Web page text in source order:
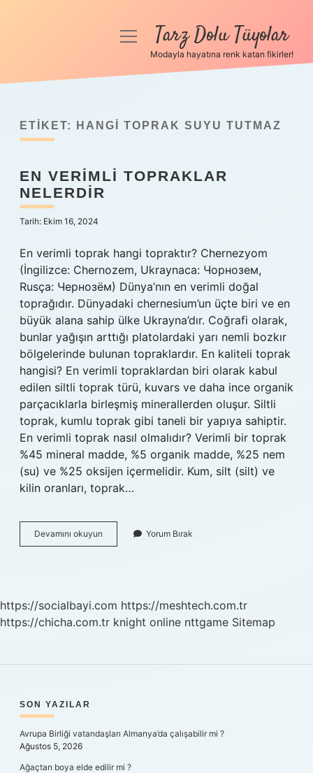
Anasayfa
Yasal Uyarı
Hakkımızda
menüyüTarz Dolu Tüyolar
Modayla hayatına renk katan fikirler!
ETIKET: HANGI TOPRAK SUYU TUTMAZ
EN VERIMLI TOPRAKLAR
NELERDIR
Tarih: Ekim 16, 2024
En verimli toprak hangi topraktır? Chernezyom
(İngilizce: Chernozem, Ukraynaca: Чорнозем,
Rusça: Чернозём) Dünya’nın en verimli doğal
toprağıdır. Dünyadaki chernesium’un üçte biri ve en
büyük alana sahip ülke Ukrayna’dır. Coğrafi olarak,
bunlar yağışın arttığı platolardaki yarı nemli bozkır
bölgelerinde bulunan topraklardır. En kaliteli toprak
hangisi? En verimli topraklardan biri olarak kabul
edilen siltli toprak türü, kuvars ve daha ince organik
parçacıklarla birleşmiş minerallerden oluşur. Siltli
toprak, kumlu toprak gibi taneli bir yapıya sahiptir.
En verimli toprak nasıl olmalıdır? Verimli bir toprak
%45 mineral madde, %5 organik madde, %25 nem
(su) ve %25 oksijen içermelidir. Kum, silt (silt) ve
kilin oranları, toprak…
Devamını okuyun
Verimli
Yorum Bırak
https://socialbayi.com https://meshtech.com.tr
https://chicha.com.tr knight online nttgame Sitemap
SIDEBAR
SON YAZILAR
Avrupa Birliği vatandaşları Almanya’da çalışabilir mi ?
Ağustos 5, 2026
Ağaçtan boya elde edilir mi ?